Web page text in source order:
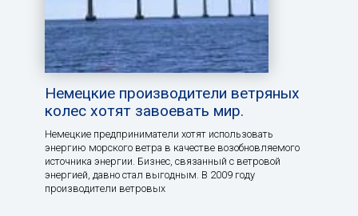
Немецкие производители ветряных
колес хотят завоевать мир.
Немецкие предприниматели хотят использовать
энергию морского ветра в качестве возобновляемого
источника энергии. Бизнес, связанный с ветровой
энергией, давно стал выгодным. В 2009 году
производители ветровых